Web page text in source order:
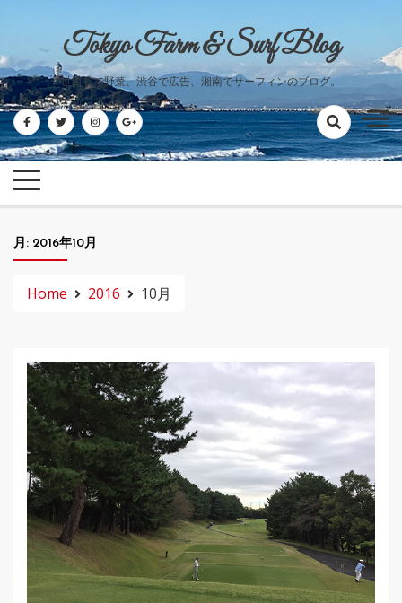
content
Tokyo Farm & Surf Blog
世田谷で野菜、渋谷で広告、湘南でサーフィンのブログ。
月: 2016年10月
Home 2016 10月